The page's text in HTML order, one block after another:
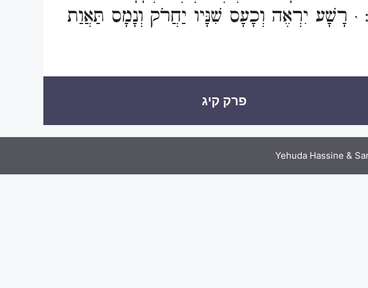
י
רָשָׁע יִרְאֶה וְכָעָס שִׁנָּיו יַחֲרֹק וְנָמָס תַּאֲוַת
פרק קיג
Yehuda Hassine &